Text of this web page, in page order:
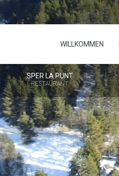
WILLKOMMEN
SPER LA PUNT
RESTAURANT